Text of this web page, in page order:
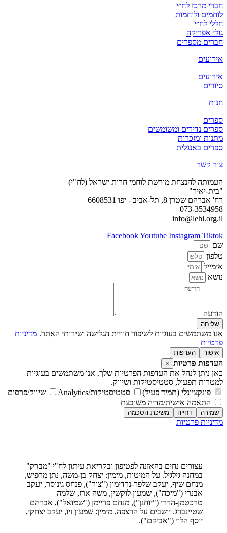
חברי מרכז לח״י
לוחמים ולוחמות
חללי לח״י
גולי אפריקה
חברים מספרים
אירועים
אירועים
סיורים
חנות
ספרים
ספרים נדירים ומשומשים
מתנות ומזכרות
ספרים באנגלית
צור קשר
העמותה להנצחת מורשת לוחמי חרות ישראל (לח"י)
"בית-יאיר"
רח' אברהם שטרן 8, תל-אביב - יפו 6608531
073-3534958
info@lehi.org.il
FacebookYoutube Instagram Tiktok
שם
טלפון
אימייל
נושא
הודעה
שליחה
אנו משתמשים בעוגיות לשיפור חוויית הגלישה ושירותי האתר. מדיניות
פרטיות
אישור העדפות
העדפות פרטיות ×
כאן ניתן לנהל את העדפות הפרטיות שלך. אנו משתמשים בעוגיות
למטרות תפעול, סטטיסטיקות ושיווק.
פונקציונלי (תמיד פעיל)
סטטיסטיקות/Analytics
שיווק/פרסום
התאמה אישית/מדיה משובצת
שמירה דחייה משיכת הסכמה
מדיניות פרטיות
עצורים נחים בהאזנה לפטיפון ובקריאת עיתון לח"י "מברק"
במחנה גילגיל. על המיטות, מימין: יצחק בן-משה, נתן מרפיש,
מנחם שיף, יעקב שלפר-נרדימון ("צור"), פנחס גינוסר, יעקב
אבנרי ("מיכה"), שמעון לוקשין, משה ארז, שלמה
טרכטמן-הררי ("יוחנן"), מנחם פריימן ("שמואל"), אברהם
שטיינברג. יושבים על הרצפה, מימין: שמעון זיו, יעקב יצחקי,
יוסף הלוי ("אביקם").